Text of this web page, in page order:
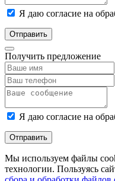
Я даю согласие на
Отправить
Получить предложение
Я даю согласие на
Отправить
Мы используем файлы
технологии. Пользуясь